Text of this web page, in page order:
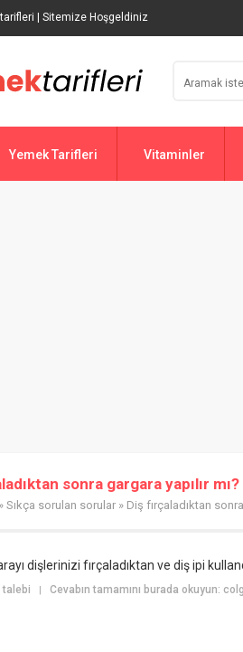
| Sitemize Hoşgeldiniz
Yemek Tarifleri Vitaminler
sonra gargara yapılır mı?
» Sıkça sorulan sorular » Diş fırçaladıktan
dişlerinizi fırçaladıktan ve diş ipi
talebi | Cevabın tamamını burada okuyun: